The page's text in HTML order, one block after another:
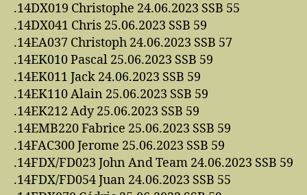
.14DX019 Christophe 24.06.2023 SSB 55
.14DX041 Chris 25.06.2023 SSB 59
.14EA037 Christoph 24.06.2023 SSB 57
.14EK010 Pascal 25.06.2023 SSB 59
.14EK011 Jack 24.06.2023 SSB 59
.14EK110 Alain 25.06.2023 SSB 59
.14EK212 Ady 25.06.2023 SSB 59
.14EMB220 Fabrice 25.06.2023 SSB 59
.14FAC300 Jerome 25.06.2023 SSB 59
.14FDX/FD023 John And Team 24.06.2023 SSB 59
.14FDX/FD054 Juan 24.06.2023 SSB 55